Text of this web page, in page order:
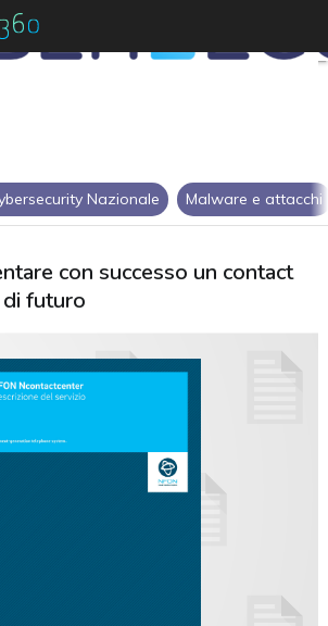
Nazionale Malware e attacchi
con successo un contact
futuro